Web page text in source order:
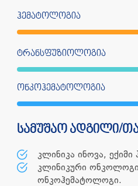
ჰემატოლოგია
ტრანსფუზიოლოგია
ონკოჰემატოლოგია
სამუშაო ადგილი/
კლინიკა ინოვა,
კლინიკური
ონკოჰემატოლოგი.